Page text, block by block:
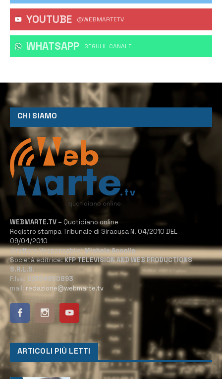
YOUTUBE @WEBMARTETV
WHATSAPP ‎SEGUI IL CANALE
CHI SIAMO
WEBMARTE.TV – Quotidiano online
Registro stampa Tribunale di Siracusa N. 04/2010 DEL
09/04/2010
Direttore Responsabile:Michele Accolla
Società editrice:KFP TELEVISION AND WEB PRODUCTIONS
S.R.L.S.
P.Iva: 02184950893
mail: redazione@webmarte.tv
ARTICOLI PIÙ LETTI